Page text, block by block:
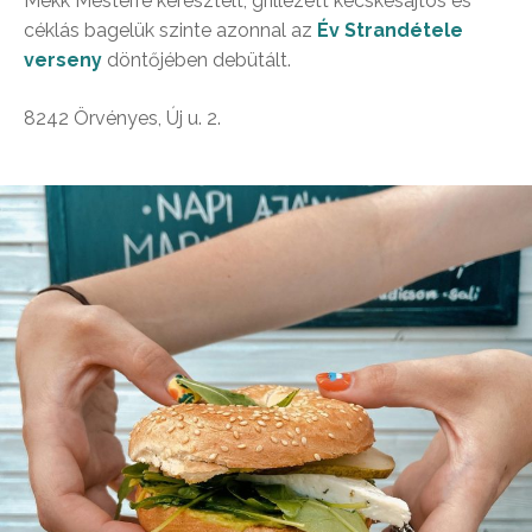
céklás bagelük szinte azonnal az Év Strandétele
verseny döntőjében debütált.
8242 Örvényes, Új u. 2.